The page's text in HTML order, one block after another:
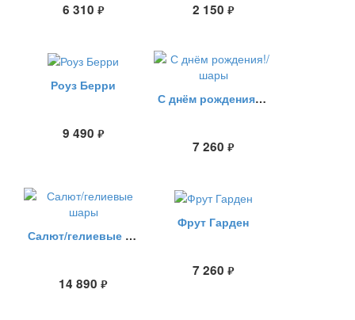
6 310 руб. 2 150 руб.
Роуз Берри
9 490 руб.
С днём рождения!/шары
7 260 руб.
Салют/гелиевые шары
14 890 руб.
Фрут Гарден
7 260 руб.